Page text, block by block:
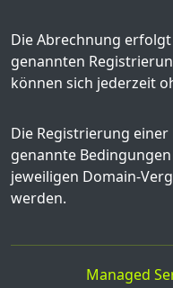
Die Abrechnung
genannten
können sich jederzeit
Die Registrierung
genannte
jeweiligen Domain-
werden.
Managed